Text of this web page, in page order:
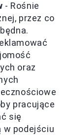
- Rośnie
przez co
oraz
pracujące
się
w podejściu